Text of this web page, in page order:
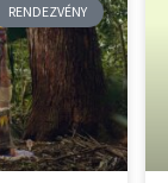
RENDEZVÉNY